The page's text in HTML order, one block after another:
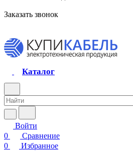
Заказать звонок
Каталог
Войти
0
Сравнение
0
Избранное